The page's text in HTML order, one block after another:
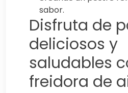
sabor.
Disfruta de
deliciosos y
saludables
freidora de